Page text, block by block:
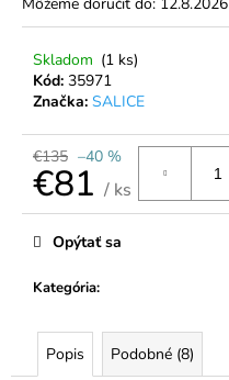
Skladom (1 ks)
Kód: 35971
Značka: SALICE
€135 –40 %
€81 / ks
Jednotková
cena:
Kategória:
Opýtať sa
Popis Podobné (8)
č
m
e
TATRANSKÁ
CHATOVÁ
ZMES
BYLINNÝ
ČAJ
€6,50